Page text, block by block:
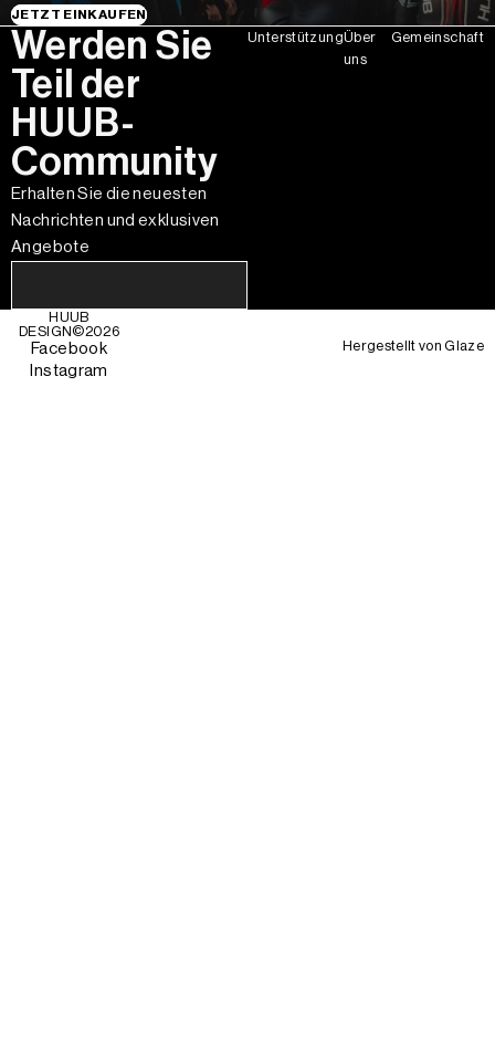
JETZT EINKAUFEN
Werden Sie
Teil der
HUUB-
Community
Erhalten Sie die neuesten
Nachrichten und exklusiven
Angebote
UnterstützungÜber
uns
Gemeinschaft
HUUB
DESIGN©2026
Facebook
Instagram
Hergestellt vonGlaze